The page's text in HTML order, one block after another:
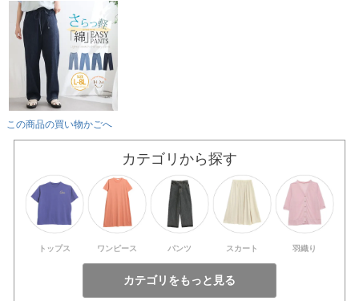
この商品の買い物かごへ
カテゴリから探す
トップス ワンピース パンツ スカート 羽織り